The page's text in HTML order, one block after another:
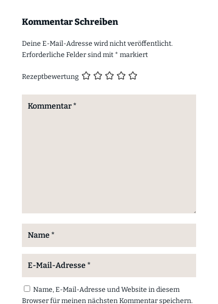
Kommentar Schreiben
Deine E-Mail-Adresse wird nicht veröffentlicht.
Erforderliche Felder sind mit * markiert
Rezeptbewertung
Name, E-Mail-Adresse und Website in diesem
Browser für meinen nächsten Kommentar speichern.